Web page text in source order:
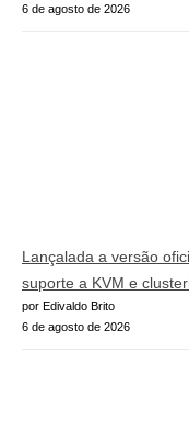
6 de agosto de 2026
Lançalada a versão
suporte a KVM e
por Edivaldo Brito
6 de agosto de 2026